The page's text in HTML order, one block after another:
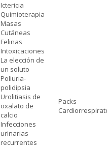
Ictericia
Quimioterapia
Masas
Cutáneas
Felinas
Intoxicaciones
La elección de
un soluto
Poliuria-
polidipsia
Urolitiasis de
oxalato de
calcio
Infecciones
urinarias
recurrentes
Packs